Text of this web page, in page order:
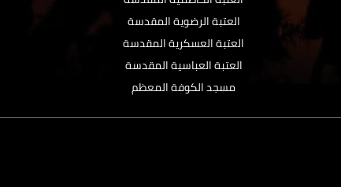
العتبة الرضوية المقدسة
العتبة العسكرية المقدسة
العتبة العباسية المقدسة
مسجد الكوفة المعظم